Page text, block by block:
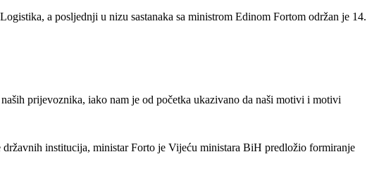
a posljednji u nizu sastanaka sa ministrom Edinom Fortom održan je 14.
prijevoznika, iako nam je od početka ukazivano da naši motivi i motivi
institucija, ministar Forto je Vijeću ministara BiH predložio formiranje